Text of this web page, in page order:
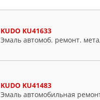
KUDO KU41633
Эмаль автомоб. ремонт.
KUDO KU41483
Эмаль автомобильная